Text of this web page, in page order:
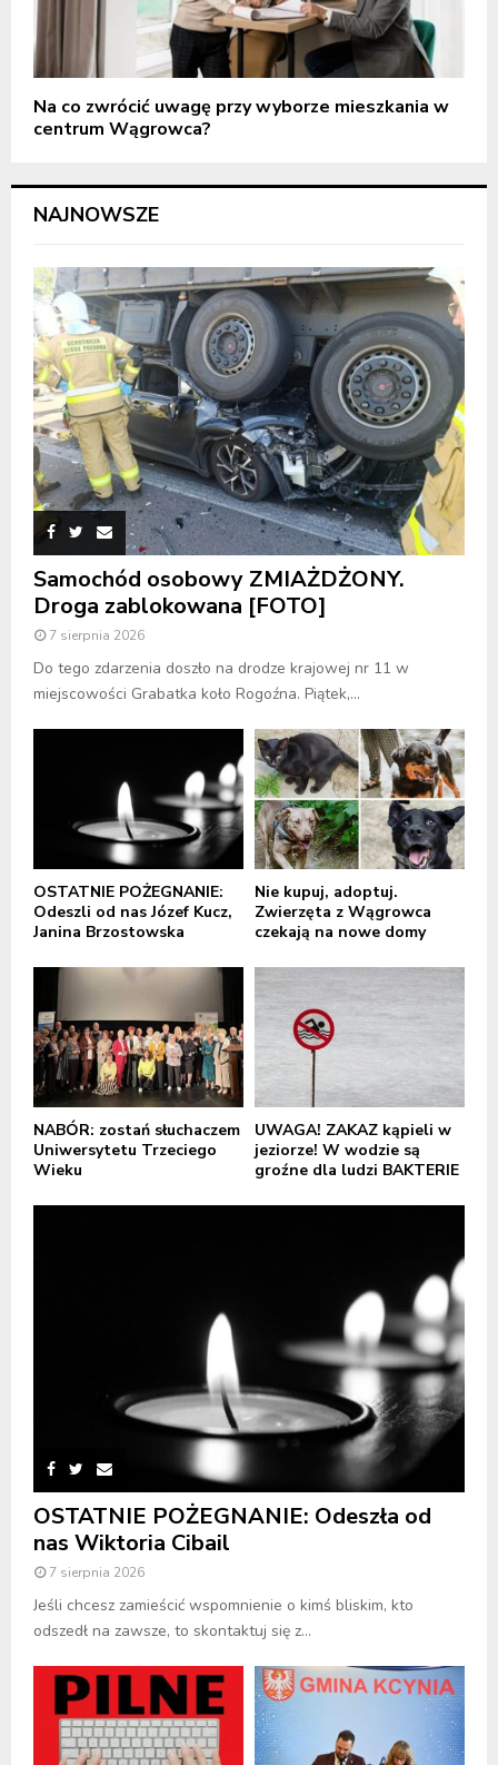
Na co zwrócić uwagę przy wyborze mieszkania w
centrum Wągrowca?
NAJNOWSZE
Samochód osobowy ZMIAŻDŻONY.
Droga zablokowana [FOTO]
7 sierpnia 2026
Do tego zdarzenia doszło na drodze krajowej nr 11 w
miejscowości Grabatka koło Rogoźna. Piątek,...
OSTATNIE POŻEGNANIE:
Odeszli od nas Józef Kucz,
Janina Brzostowska
Nie kupuj, adoptuj.
Zwierzęta z Wągrowca
czekają na nowe domy
NABÓR: zostań słuchaczem
Uniwersytetu Trzeciego
Wieku
UWAGA! ZAKAZ kąpieli w
jeziorze! W wodzie są
groźne dla ludzi BAKTERIE
OSTATNIE POŻEGNANIE: Odeszła od
nas Wiktoria Cibail
7 sierpnia 2026
Jeśli chcesz zamieścić wspomnienie o kimś bliskim, kto
odszedł na zawsze, to skontaktuj się z...